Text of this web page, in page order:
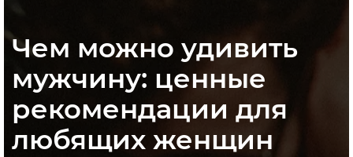
Чем можно удивить
мужчину: ценные
рекомендации для
любящих женщин